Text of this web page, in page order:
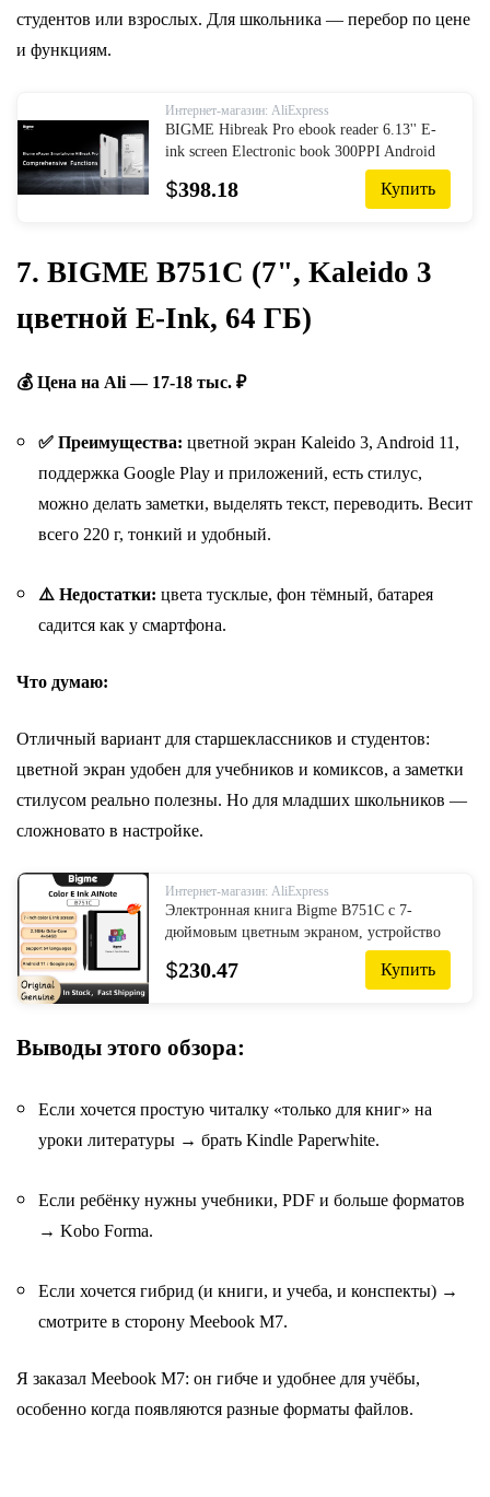
студентов или взрослых. Для школьника — перебор по цене
и функциям.
Интернет-магазин: AliExpress
BIGME Hibreak Pro ebook reader 6.13'' E-
ink screen Electronic book 300PPI Android
14 Open System 8+256GB ereader tablet with
NFC
$398.18 Купить
7. BIGME B751C (7", Kaleido 3
цветной E-Ink, 64 ГБ)
💰 Цена на Ali — 17-18 тыс. ₽
✅ Преимущества: цветной экран Kaleido 3, Android 11,
поддержка Google Play и приложений, есть стилус,
можно делать заметки, выделять текст, переводить. Весит
всего 220 г, тонкий и удобный.
⚠️ Недостатки: цвета тусклые, фон тёмный, батарея
садится как у смартфона.
Что думаю:
Отличный вариант для старшеклассников и студентов:
цветной экран удобен для учебников и комиксов, а заметки
стилусом реально полезны. Но для младших школьников —
сложновато в настройке.
Интернет-магазин: AliExpress
Электронная книга Bigme B751C с 7-
дюймовым цветным экраном, устройство
для чтения электронных книг с умным
стилусом, 64 ГБ памяти, 300ppi
$230.47 Купить
Выводы этого обзора:
Если хочется простую читалку «только для книг» на
уроки литературы → брать Kindle Paperwhite.
Если ребёнку нужны учебники, PDF и больше форматов
→ Kobo Forma.
Если хочется гибрид (и книги, и учеба, и конспекты) →
смотрите в сторону Meebook M7.
Я заказал Meebook M7: он гибче и удобнее для учёбы,
особенно когда появляются разные форматы файлов.